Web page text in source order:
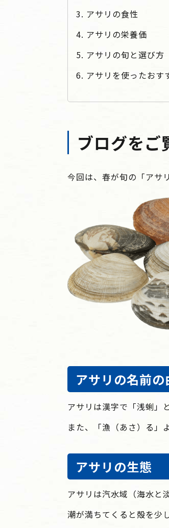
3. アサリの食性
4. アサリの栄養価
5. アサリの旬と選び方
6. アサリを使ったおす
ブログをご
今回は、春が旬の「アサ
アサリの名前
アサリは漢字で「浅蜊」
また、「漁（あさ）る」
アサリの生態
アサリは汽水域（海水と
潮が満ちてくると殻を少